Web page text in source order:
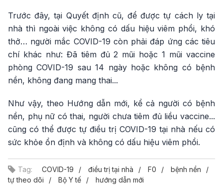
Trước đây, tại Quyết định cũ, để được tự cách ly tại
nhà thì ngoài việc không có dấu hiệu viêm phổi, khó
thở… người mắc COVID-19 còn phải đáp ứng các tiêu
chí khác như: Đã tiêm đủ 2 mũi hoặc 1 mũi vaccine
phòng COVID-19 sau 14 ngày hoặc không có bệnh
nền, không đang mang thai...
Như vậy, theo Hướng dẫn mới, kể cả người có bệnh
nền, phụ nữ có thai, người chưa tiêm đủ liều vaccine...
cũng có thể được tự điều trị COVID-19 tại nhà nếu có
sức khỏe ổn định và không có dấu hiệu viêm phổi.
Tag: COVID-19 điều trị tại nhà F0
bệnh nền
tự theo dõi
Bộ Y tế hướng dẫn mới